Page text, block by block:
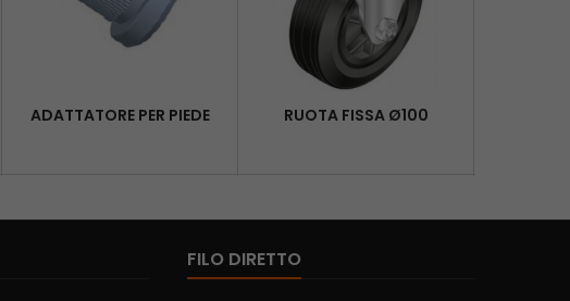
ADATTATORE PER PIEDE RUOTA FISSA Ø100
FILO DIRETTO